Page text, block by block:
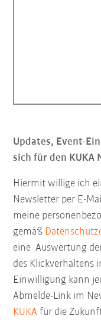
Updates, Event-
sich für den KUKA
Hiermit willige ich
Newsletter per E-
meine
gemäß
eine Auswertung
des Klickverhaltens
Einwilligung kann
Abmelde-Link im
KUKA für die